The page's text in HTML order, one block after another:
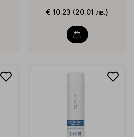
€ 10.23 (20.01 лв.)